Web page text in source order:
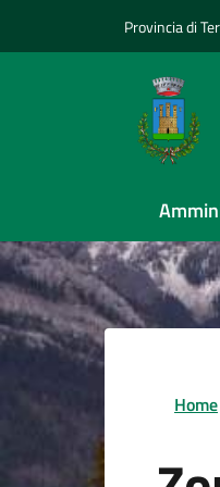
Provincia di
Home